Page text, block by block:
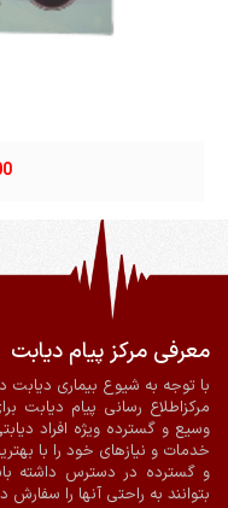
پرداخت آنلاین
معرفی مرکز پیام دیابت
با توجه به شیوع بیماری دیابت
مرکزاطلاع رسانی پیام دیابت
وسیع و گسترده ویژه افراد
خدمات و نیازهای خود را با
و گسترده در دسترس داشته
بتوانند به راحتی آنها را سفارش